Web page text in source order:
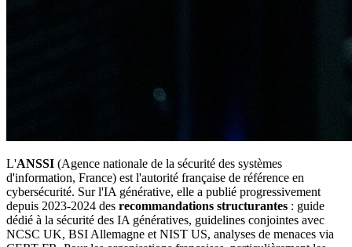
L'ANSSI (Agence nationale de la sécurité des systèmes
d'information, France) est l'autorité française de référence en
cybersécurité. Sur l'IA générative, elle a publié progressivement
depuis 2023-2024 des recommandations structurantes : guide
dédié à la sécurité des IA génératives, guidelines conjointes avec
NCSC UK, BSI Allemagne et NIST US, analyses de menaces via